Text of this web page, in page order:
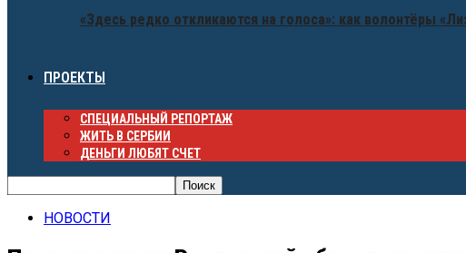
«Здесь редко откликаются на голоса»: как волонтёры
ПРОЕКТЫ
СПЕЦИАЛЬНЫЙ РЕПОРТАЖ
ЖИТЬ В СЕРБИИ
ДЕНЬГИ ЛЮБЯТ СЧЕТ
НОВОСТИ